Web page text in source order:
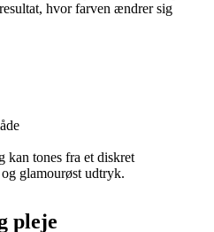
hvor farven ændrer sig
kan tones fra et diskret
glamourøst udtryk.
pleje